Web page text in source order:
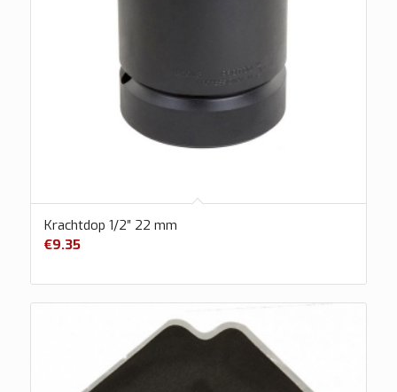
Krachtdop 1/2″ 22 mm
€9.35